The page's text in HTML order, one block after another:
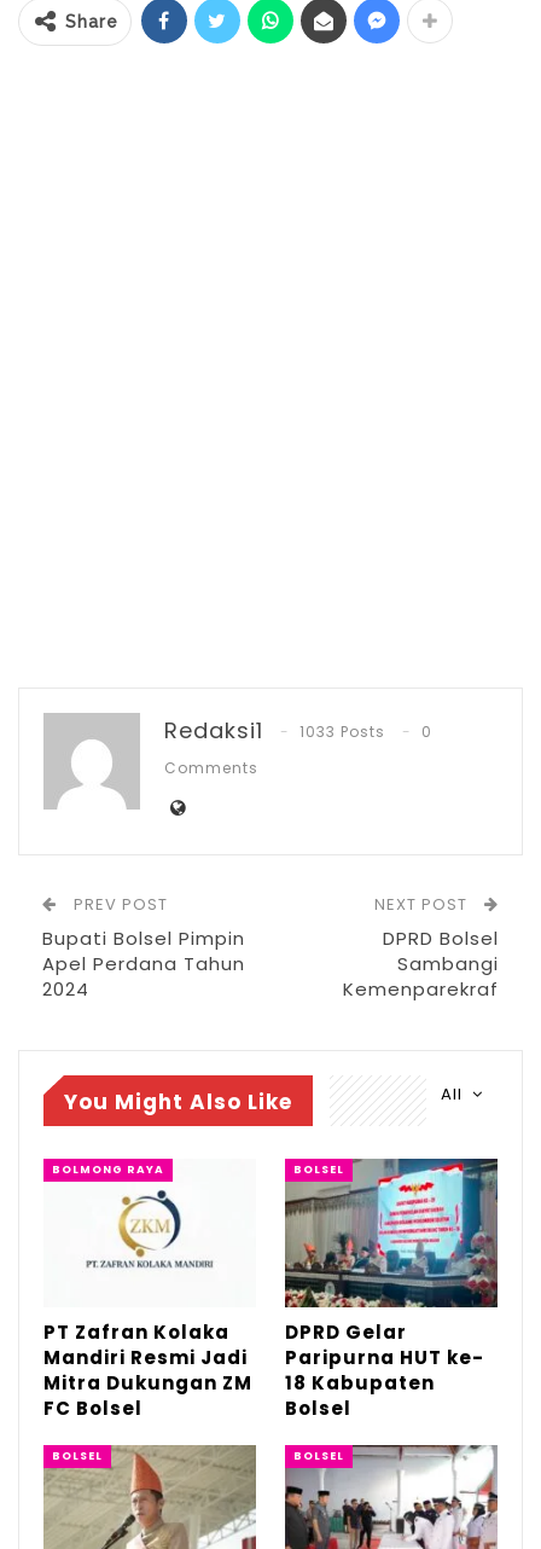
dirangkaikan juga dengan pelantika Badan
“Atas nama Pemerintah Daerah dan
masyarakat Kabupaten Bolsel dari Iligon
sampai Molosipat, saya menyampaikan
Bupati.
RELATED POSTS
Dukungan…
Agu 4, 2026
DPRD Gelar Paripurna HUT ke-18
Kabupaten Bolsel
Jul 21, 2026
HUT Bolsel ke-18, Bupati Paparkan Prestasi
Share
Redaksi1 1033 Posts
0
Comments
PREV POST
Bupati Bolsel Pimpin
Apel Perdana Tahun
2024
NEXT POST
DPRD Bolsel
Sambangi
Kemenparekraf
All
You Might Also Like
BOLMONG RAYA
PT Zafran Kolaka
Mandiri Resmi Jadi
Mitra Dukungan ZM
FC Bolsel
BOLSEL
DPRD Gelar
Paripurna HUT ke-
18 Kabupaten
Bolsel
BOLSEL BOLSEL